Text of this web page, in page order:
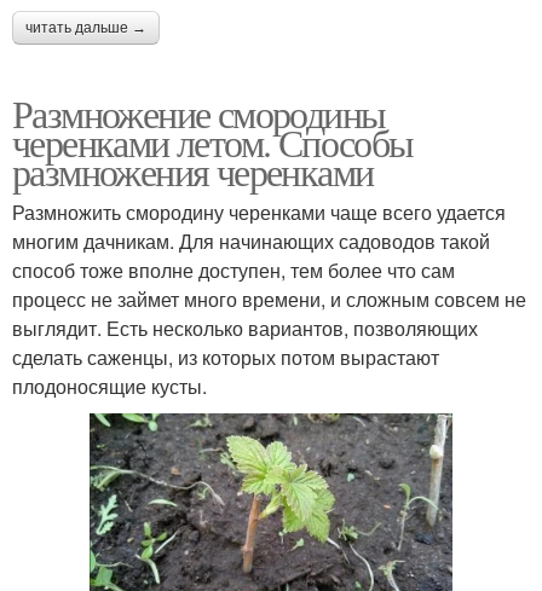
читать дальше →
Размножение смородины
черенками летом. Способы
размножения черенками
Размножить смородину черенками чаще всего удается
многим дачникам. Для начинающих садоводов такой
способ тоже вполне доступен, тем более что сам
процесс не займет много времени, и сложным совсем не
выглядит. Есть несколько вариантов, позволяющих
сделать саженцы, из которых потом вырастают
плодоносящие кусты.